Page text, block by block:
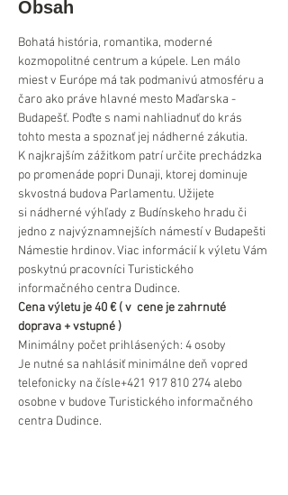
Obsah
Bohatá história, romantika, moderné
kozmopolitné centrum a kúpele. Len málo
miest v Európe má tak podmanivú atmosféru a
čaro ako práve hlavné mesto Maďarska -
Budapešť. Poďte s nami nahliadnuť do krás
tohto mesta a spoznať jej nádherné zákutia.
K najkrajším zážitkom patrí určite prechádzka
po promenáde popri Dunaji, ktorej dominuje
skvostná budova Parlamentu. Užijete
si nádherné výhľady z Budínskeho hradu či
jedno z najvýznamnejších námestí v Budapešti
Námestie hrdinov. Viac informácií k výletu Vám
poskytnú pracovníci Turistického
informačného centra Dudince.
Cena výletu je 40 € ( v  cene je zahrnuté
doprava + vstupné )
Minimálny počet prihlásených: 4 osoby
Je nutné sa nahlásiť minimálne deň vopred
telefonicky na čísle+421 917 810 274 alebo
osobne v budove Turistického informačného
centra Dudince.